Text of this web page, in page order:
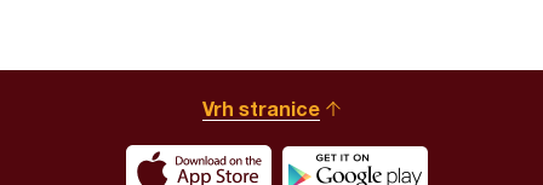
Vrh stranice